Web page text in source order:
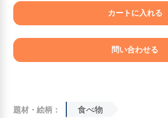
題材・絵柄： 食べ物